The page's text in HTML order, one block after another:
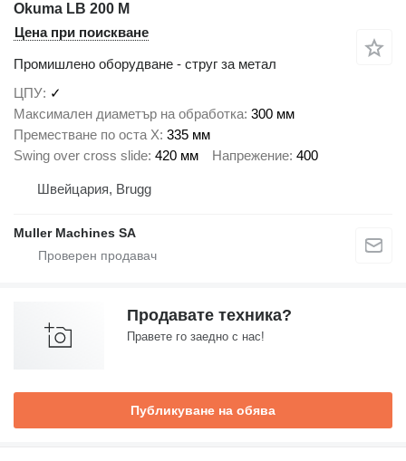
Okuma LB 200 M
Цена при поискване
Промишлено оборудване - струг за метал
ЦПУ ✓
Максимален диаметър на обработка 300 мм
Преместване по оста X 335 мм
Swing over cross slide 420 мм Напрежение 400
Швейцария, Brugg
Muller Machines SA
Продавате техника?
Правете го заедно с нас!
Публикуване на обява